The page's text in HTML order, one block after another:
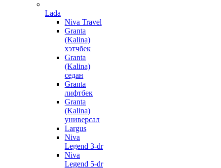
Lada
Niva Travel
Granta
(Kalina)
хэтчбек
Granta
(Kalina)
седан
Granta
лифтбек
Granta
(Kalina)
универсал
Largus
Niva
Legend 3-dr
Niva
Legend 5-dr